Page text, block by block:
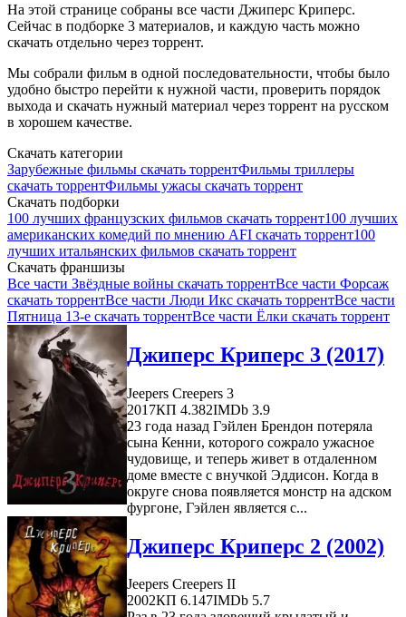
На этой странице собраны все части Джиперс Криперс.
Сейчас в подборке 3 материалов, и каждую часть можно
скачать отдельно через торрент.
Мы собрали фильм в одной последовательности, чтобы было
удобно быстро перейти к нужной части, проверить порядок
выхода и скачать нужный материал через торрент на русском
в хорошем качестве.
Скачать категории
Зарубежные фильмы скачать торрентФильмы триллеры
скачать торрентФильмы ужасы скачать торрент
Скачать подборки
100 лучших французских фильмов скачать торрент100 лучших
американских комедий по мнению AFI скачать торрент100
лучших итальянских фильмов скачать торрент
Скачать франшизы
Все части Звёздные войны скачать торрентВсе части Форсаж
скачать торрентВсе части Люди Икс скачать торрентВсе части
Пятница 13-е скачать торрентВсе части Ёлки скачать торрент
Джиперс Криперс 3 (2017)
Jeepers Creepers 3
2017КП 4.382IMDb 3.9
23 года назад Гэйлен Брендон потеряла
сына Кенни, которого сожрало ужасное
чудовище, и теперь живет в отдаленном
доме вместе с внучкой Эддисон. Когда в
округе снова появляется монстр на адском
фургоне, Гэйлен является с...
Джиперс Криперс 2 (2002)
Jeepers Creepers II
2002КП 6.147IMDb 5.7